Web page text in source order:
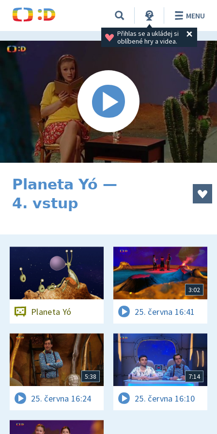
Přihlas se a ukládej si
oblíbené hry a videa.
MENU
Planeta Yó —
4. vstup
Planeta Yó
3:02
25. června 16:41
5:38
25. června 16:24
7:14
25. června 16:10